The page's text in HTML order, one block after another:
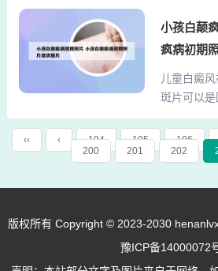
痒，出疹
敏药物治疗
的接触。3
检测看看
热线为
924。中国
信息不符
当日有效
果均需重
院的电话是
科大学第
小孩白颠
疯病初期
儿童白癜
斑片可以是
形或线状
为乳白色
间的边界
湿疹样、
症状表现
疼不痒的斑
发人群之
‹‹ ‹ 194 195 196
200
201 202
版权所有 Copyright © 2023-2030
豫ICP备14000072